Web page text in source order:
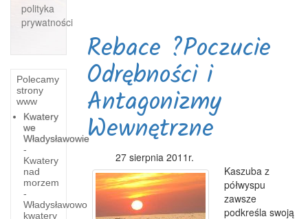
polityka
prywatności
Polecamy
strony
www
Kwatery
we
Władysławowie
-
Kwatery
nad
morzem
-
Władysławowo
kwatery
Rebace ?Poczucie
Odrębności i
Antagonizmy
Wewnętrzne
27 sierpnia 2011r.
Kaszuba z
półwyspu
zawsze
podkreśla swoją